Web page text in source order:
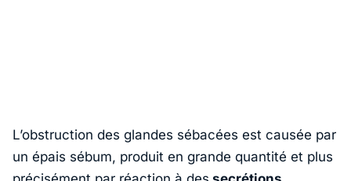
L’obstruction des glandes sébacées est causée par
un épais sébum, produit en grande quantité et plus